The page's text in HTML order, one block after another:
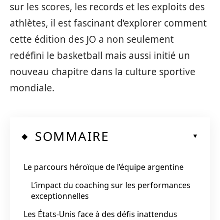
sur les scores, les records et les exploits des
athlètes, il est fascinant d’explorer comment
cette édition des JO a non seulement
redéfini le basketball mais aussi initié un
nouveau chapitre dans la culture sportive
mondiale.
SOMMAIRE
Le parcours héroïque de l’équipe argentine
L’impact du coaching sur les performances
exceptionnelles
Les États-Unis face à des défis inattendus